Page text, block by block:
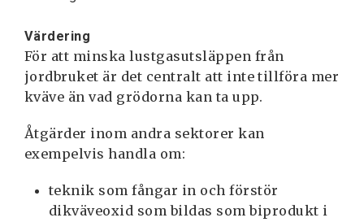
Värdering
För att minska lustgasutsläppen från
jordbruket är det centralt att inte tillföra mer
kväve än vad grödorna kan ta upp.
Åtgärder inom andra sektorer kan
exempelvis handla om:
teknik som fångar in och förstör
dikväveoxid som bildas som biprodukt i